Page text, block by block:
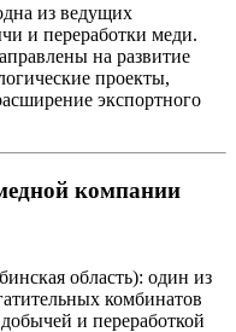
из ведущих
и переработки меди.
на развитие
проекты,
экспортного
компании
область): один из
комбинатов
и переработкой